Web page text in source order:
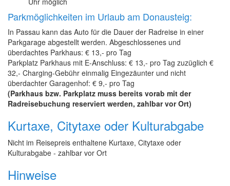
Parkmöglichkeiten im Urlaub am Donausteig:
In Passau kann das Auto für die Dauer der Radreise in einer
Parkgarage abgestellt werden. Abgeschlossenes und
überdachtes Parkhaus: € 13,- pro Tag
Parkplatz Parkhaus mit E-Anschluss: € 13,- pro Tag zuzüglich €
32,- Charging-Gebühr einmalig Eingezäunter und nicht
überdachter Garagenhof: € 9,- pro Tag
(Parkhaus bzw. Parkplatz muss bereits vorab mit der
Radreisebuchung reserviert werden, zahlbar vor Ort)
Kurtaxe, Citytaxe oder Kulturabgabe
Nicht im Reisepreis enthaltene Kurtaxe, Citytaxe oder
Kulturabgabe - zahlbar vor Ort
Hinweise